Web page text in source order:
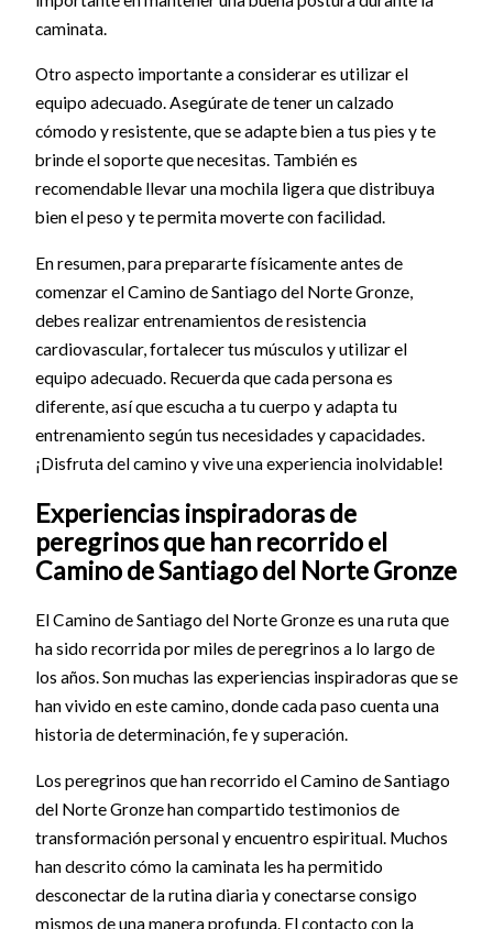
caminata.
Otro aspecto importante a considerar es utilizar el
equipo adecuado. Asegúrate de tener un calzado
cómodo y resistente, que se adapte bien a tus pies y te
brinde el soporte que necesitas. También es
recomendable llevar una mochila ligera que distribuya
bien el peso y te permita moverte con facilidad.
En resumen, para prepararte físicamente antes de
comenzar el Camino de Santiago del Norte Gronze,
debes realizar entrenamientos de resistencia
cardiovascular, fortalecer tus músculos y utilizar el
equipo adecuado. Recuerda que cada persona es
diferente, así que escucha a tu cuerpo y adapta tu
entrenamiento según tus necesidades y capacidades.
¡Disfruta del camino y vive una experiencia inolvidable!
Experiencias inspiradoras de
peregrinos que han recorrido el
Camino de Santiago del Norte Gronze
El Camino de Santiago del Norte Gronze es una ruta que
ha sido recorrida por miles de peregrinos a lo largo de
los años. Son muchas las experiencias inspiradoras que se
han vivido en este camino, donde cada paso cuenta una
historia de determinación, fe y superación.
Los peregrinos que han recorrido el Camino de Santiago
del Norte Gronze han compartido testimonios de
transformación personal y encuentro espiritual. Muchos
han descrito cómo la caminata les ha permitido
desconectar de la rutina diaria y conectarse consigo
mismos de una manera profunda. El contacto con la